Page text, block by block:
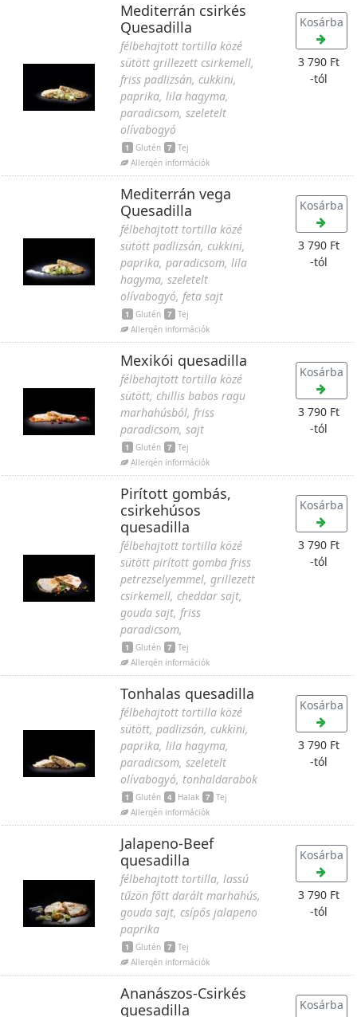
Mediterrán csirkés
Quesadilla
félbehajtott tortilla közé
sütött grillezett csirkemell,
friss padlizsán, cukkini,
paprika, lila hagyma,
paradicsom, szeletelt
olívabogyó
1 Glutén 7 Tej
Allergén információk
3 790 Ft
-tól
Kosárba
Mediterrán vega
Quesadilla
félbehajtott tortilla közé
sütött padlizsán, cukkini,
paprika, paradicsom, lila
hagyma, szeletelt
olívabogyó, feta sajt
1 Glutén 7 Tej
Allergén információk
3 790 Ft
-tól
Kosárba
Mexikói quesadilla
félbehajtott tortilla közé
sütött, chillis babos ragu
marhahúsból, friss
paradicsom, sajt
1 Glutén 7 Tej
Allergén információk
3 790 Ft
-tól
Kosárba
Pirított gombás,
csirkehúsos
quesadilla
félbehajtott tortilla közé
sütött pirított gomba friss
petrezselyemmel, grillezett
csirkemell, cheddar sajt,
gouda sajt, friss
paradicsom,
1 Glutén 7 Tej
Allergén információk
3 790 Ft
-tól
Kosárba
Tonhalas quesadilla
félbehajtott tortilla közé
sütött, padlizsán, cukkini,
paprika, lila hagyma,
paradicsom, szeletelt
olívabogyó, tonhaldarabok
1 Glutén 4 Halak 7 Tej
Allergén információk
3 790 Ft
-tól
Kosárba
Jalapeno-Beef
quesadilla
félbehajtott tortilla, lassú
tűzön főtt darált marhahús,
gouda sajt, csípős jalapeno
paprika
1 Glutén 7 Tej
Allergén információk
3 790 Ft
-tól
Kosárba
Ananászos-Csirkés
quesadilla
Kosárba